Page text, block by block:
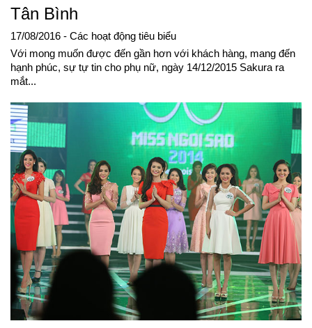
Tân Bình
17/08/2016 - Các hoạt động tiêu biểu
Với mong muốn được đến gần hơn với khách hàng, mang đến
hạnh phúc, sự tự tin cho phụ nữ, ngày 14/12/2015 Sakura ra
mắt...